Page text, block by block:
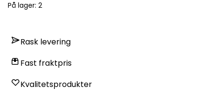
På lager: 2
Rask levering
Fast fraktpris
Kvalitetsprodukter